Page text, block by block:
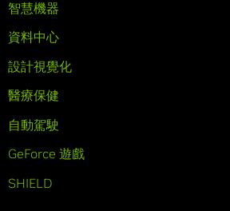
智慧機器
資料中心
設計視覺化
醫療保健
自動駕駛
GeForce 遊戲
SHIELD